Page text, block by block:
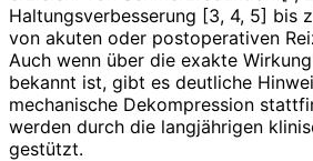
Haltungsverbesserung [3, 4, 5] bis
von akuten oder postoperativen
Auch wenn über die exakte
bekannt ist, gibt es deutliche
mechanische Dekompression
werden durch die langjährigen
gestützt.